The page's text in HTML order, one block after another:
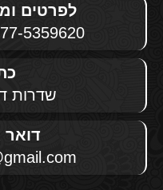
לפרטים
5359620 / 052-8418765
שדרות דואני
דואר